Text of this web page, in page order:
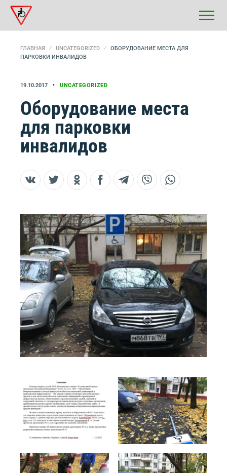
ГЛАВНАЯ UNCATEGORIZED
ОБОРУДОВАНИЕ МЕСТА ДЛЯ
ПАРКОВКИ ИНВАЛИДОВ
19.10.2017 UNCATEGORIZED
Оборудование места
для парковки
инвалидов